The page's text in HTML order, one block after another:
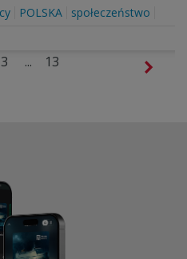
POLSKA społeczeństwo
3 ... 13